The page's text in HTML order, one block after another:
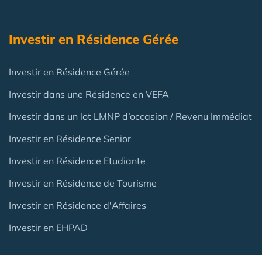
Investir en Résidence Gérée
Investir en Résidence Gérée
Investir dans une Résidence en VEFA
Investir dans un lot LMNP d’occasion / Revenu Immédiat
Investir en Résidence Senior
Investir en Résidence Etudiante
Investir en Résidence de Tourisme
Investir en Résidence d'Affaires
Investir en EHPAD